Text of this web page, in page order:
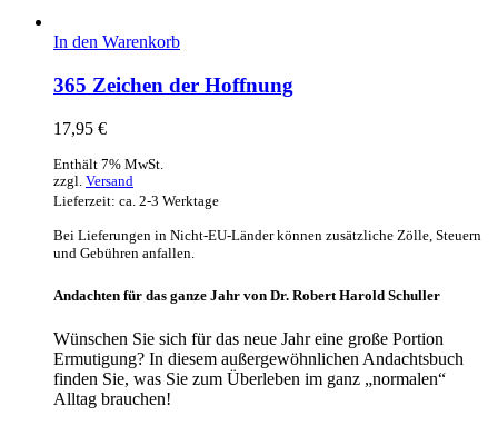
In den Warenkorb
365 Zeichen der Hoffnung
17,95 €
Enthält 7% MwSt.
zzgl. Versand
Lieferzeit: ca. 2-3 Werktage
Bei Lieferungen in Nicht-EU-Länder können zusätzliche Zölle, Steuern
und Gebühren anfallen.
Andachten für das ganze Jahr von Dr. Robert Harold Schuller
Wünschen Sie sich für das neue Jahr eine große Portion
Ermutigung? In diesem außergewöhnlichen Andachtsbuch
finden Sie, was Sie zum Überleben im ganz „normalen“
Alltag brauchen!